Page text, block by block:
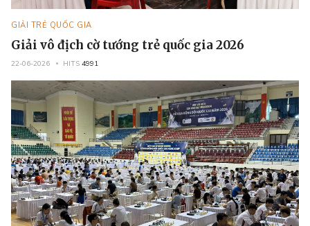
GIẢI TRẺ QUỐC GIA
Giải vô địch cờ tướng trẻ quốc gia 2026
22-06-2026 HITS 4991